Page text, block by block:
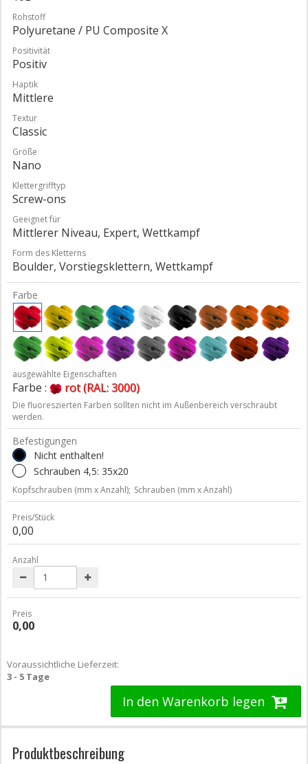
Rohstoff
Polyuretane / PU Composite X
Positivität
Positiv
Haptik
Mittlere
Textur
Classic
Größe
Nano
Klettergrifftyp
Screw-ons
Geeignet für
Mittlerer Niveau, Expert, Wettkampf
Form des Kletterns
Boulder, Vorstiegsklettern, Wettkampf
Farbe
ausgewählte Eigenschaften
Farbe : rot (RAL: 3000)
Die fluoreszierten Farben sollten nicht im Außenbereich verschraubt
werden.
Befestigungen
Nicht enthalten!
Schrauben 4,5: 35x20
Kopfschrauben (mm x Anzahl); Schrauben (mm x Anzahl)
Preis/Stück
0,00
Anzahl
Preis
0,00
Voraussichtliche Lieferzeit:
3 - 5 Tage
In den Warenkorb legen
Produktbeschreibung